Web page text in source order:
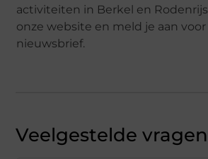
activiteiten in Berkel en
onze website en meld je aan voor
nieuwsbrief.
Veelgestelde vragen